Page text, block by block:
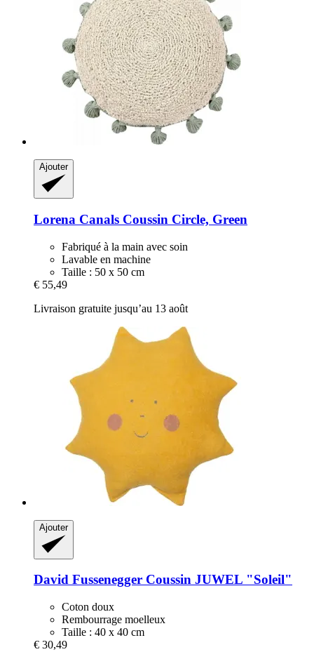
Ajouter
Lorena Canals Coussin Circle, Green
Fabriqué à la main avec soin
Lavable en machine
Taille : 50 x 50 cm
€ 55,49
Livraison gratuite jusqu’au 13 août
Ajouter
David Fussenegger Coussin JUWEL "Soleil"
Coton doux
Rembourrage moelleux
Taille : 40 x 40 cm
€ 30,49